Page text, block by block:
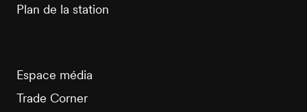
Plan de la station
Espace média
Trade Corner